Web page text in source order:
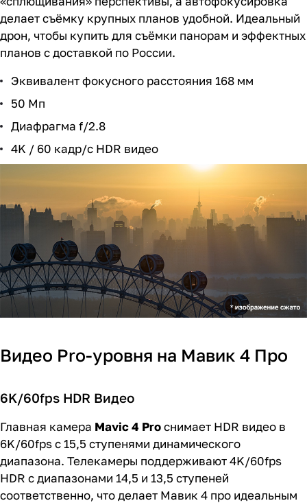
делает съёмку крупных планов удобной. Идеальный
дрон, чтобы купить для съёмки панорам и эффектных
планов с доставкой по России.
Эквивалент фокусного расстояния 168 мм
50 Мп
Диафрагма f/2.8
4K / 60 кадр/с HDR видео
Видео Pro-уровня на Мавик 4 Про
6K/60fps HDR Видео
Главная камера Mavic 4 Proснимает HDR видео в
6K/60fps с 15,5 ступенями динамического
диапазона. Телекамеры поддерживают 4K/60fps
HDR с диапазонами 14,5 и 13,5 ступеней
соответственно, что делает Мавик 4 про идеальным